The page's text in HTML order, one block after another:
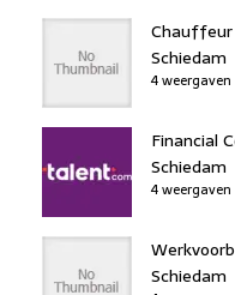
Chauffeur
Schiedam
4 weergaven
Financial
Schiedam
4 weergaven
Schiedam